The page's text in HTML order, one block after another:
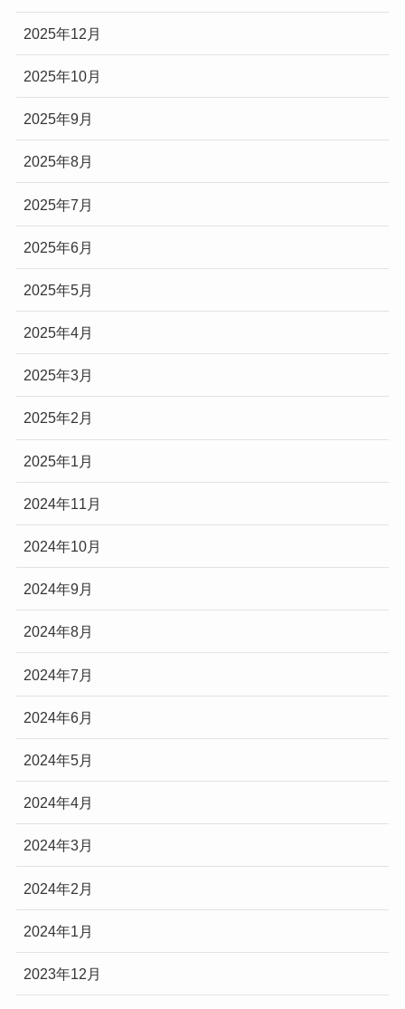
2025年12月
2025年10月
2025年9月
2025年8月
2025年7月
2025年6月
2025年5月
2025年4月
2025年3月
2025年2月
2025年1月
2024年11月
2024年10月
2024年9月
2024年8月
2024年7月
2024年6月
2024年5月
2024年4月
2024年3月
2024年2月
2024年1月
2023年12月